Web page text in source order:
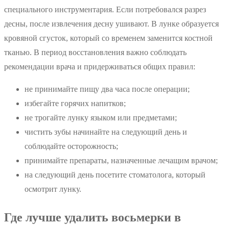
специального инструментария. Если потребовался разрез
десны, после извлечения десну ушивают. В лунке образуется
кровяной сгусток, который со временем заменится костной
тканью. В период восстановления важно соблюдать
рекомендации врача и придерживаться общих правил:
не принимайте пищу два часа после операции;
избегайте горячих напитков;
не трогайте лунку языком или предметами;
чистить зубы начинайте на следующий день и
соблюдайте осторожность;
принимайте препараты, назначенные лечащим врачом;
на следующий день посетите стоматолога, который
осмотрит лунку.
Где лучше удалить восьмерки в